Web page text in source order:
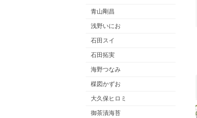
青山剛昌
浅野いにお
石田スイ
石田拓実
海野つなみ
楳図かずお
大久保ヒロミ
御茶漬海苔